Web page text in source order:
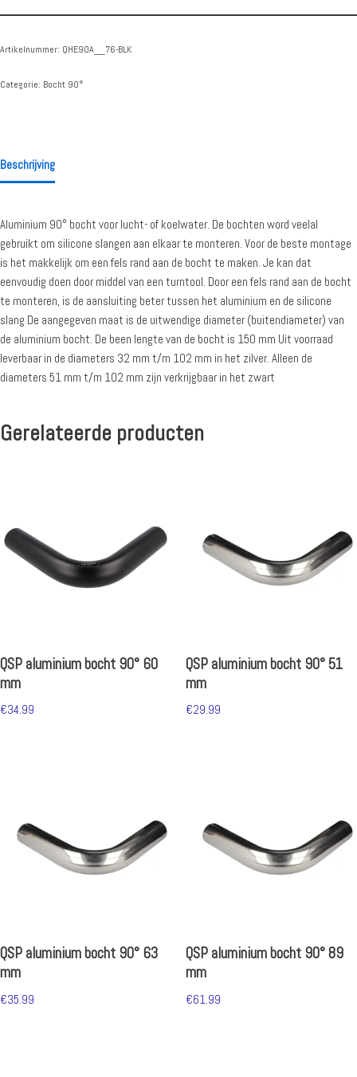
Artikelnummer: QHE90A__76-BLK
Categorie: Bocht 90°
Beschrijving
Aluminium 90° bocht voor lucht- of koelwater. De bochten word veelal
gebruikt om silicone slangen aan elkaar te monteren. Voor de beste montage
is het makkelijk om een fels rand aan de bocht te maken. Je kan dat
eenvoudig doen door middel van een turntool. Door een fels rand aan de bocht
te monteren, is de aansluiting beter tussen het aluminium en de silicone
slang De aangegeven maat is de uitwendige diameter (buitendiameter) van
de aluminium bocht. De been lengte van de bocht is 150 mm Uit voorraad
leverbaar in de diameters 32 mm t/m 102 mm in het zilver. Alleen de
diameters 51 mm t/m 102 mm zijn verkrijgbaar in het zwart
Gerelateerde producten
QSP aluminium bocht 90° 60
mm
€34.99
QSP aluminium bocht 90° 51
mm
€29.99
QSP aluminium bocht 90° 63
mm
€35.99
QSP aluminium bocht 90° 89
mm
€61.99